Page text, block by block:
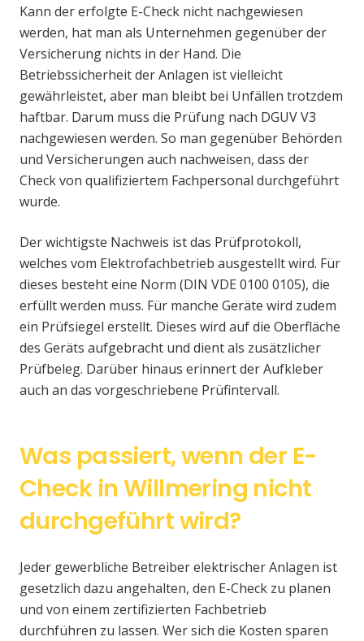
Kann der erfolgte E-Check nicht nachgewiesen
werden, hat man als Unternehmen gegenüber der
Versicherung nichts in der Hand. Die
Betriebssicherheit der Anlagen ist vielleicht
gewährleistet, aber man bleibt bei Unfällen trotzdem
haftbar. Darum muss die Prüfung nach DGUV V3
nachgewiesen werden. So man gegenüber Behörden
und Versicherungen auch nachweisen, dass der
Check von qualifiziertem Fachpersonal durchgeführt
wurde.
Der wichtigste Nachweis ist das Prüfprotokoll,
welches vom Elektrofachbetrieb ausgestellt wird. Für
dieses besteht eine Norm (DIN VDE 0100 0105), die
erfüllt werden muss. Für manche Geräte wird zudem
ein Prüfsiegel erstellt. Dieses wird auf die Oberfläche
des Geräts aufgebracht und dient als zusätzlicher
Prüfbeleg. Darüber hinaus erinnert der Aufkleber
auch an das vorgeschriebene Prüfintervall.
Was passiert, wenn der E-
Check in Willmering nicht
durchgeführt wird?
Jeder gewerbliche Betreiber elektrischer Anlagen ist
gesetzlich dazu angehalten, den E-Check zu planen
und von einem zertifizierten Fachbetrieb
durchführen zu lassen. Wer sich die Kosten sparen